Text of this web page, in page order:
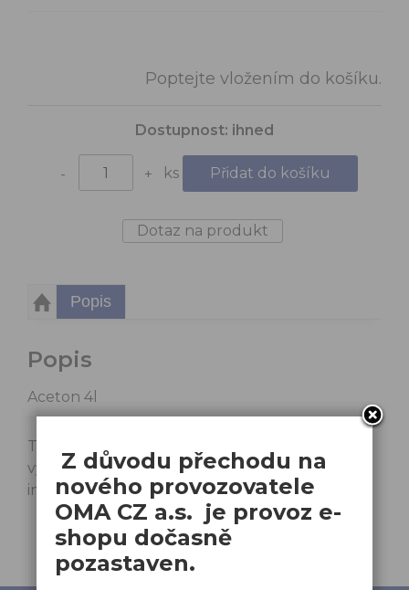
Poptejte vložením do košíku.
Dostupnost: ihned
- + ks
Dotaz na produkt
Popis
Popis
Aceton 4l
Technické specifikace se mohou změnit bez
výslovného upozornění. Obrázky mají pouze
informativní charakter.
Z důvodu přechodu na
nového provozovatele
OMA CZ a.s. je provoz e-
shopu dočasně
pozastaven.